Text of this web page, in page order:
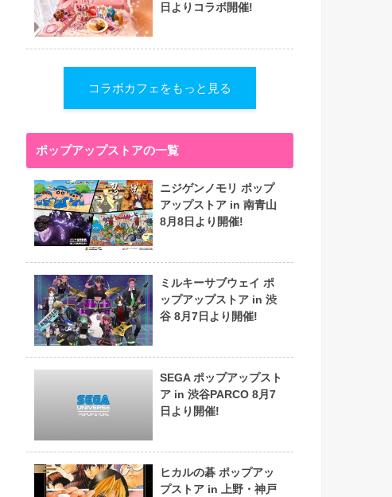
日よりコラボ開催!
コラボカフェをもっと見る
ポップアップストアの一覧
ニジゲンノモリ ポップ
アップストア in 南青山
8月8日より開催!
ミルキーサブウェイ ポ
ップアップストア in 渋
谷 8月7日より開催!
SEGA ポップアップスト
ア in 渋谷PARCO 8月7
日より開催!
ヒカルの碁 ポップアッ
プストア in 上野・神戸